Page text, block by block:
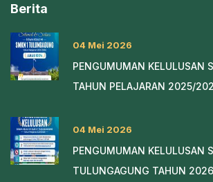
Berita
04 Mei 2026
PENGUMUMAN KELULUSAN
TAHUN PELAJARAN 2025/
04 Mei 2026
PENGUMUMAN KELULUSAN
TULUNGAGUNG TAHUN 2026